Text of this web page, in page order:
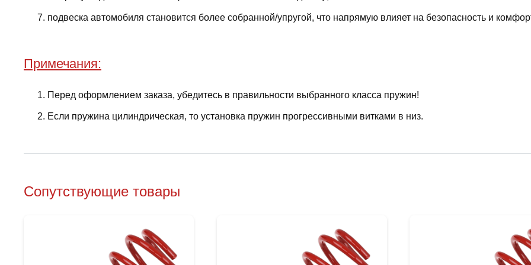
подвеска автомобиля становится более собранной/упругой, что напрямую влияет на безопасность и
Примечания:
Перед оформлением заказа, убедитесь в правильности выбранного класса пружин!
Если пружина цилиндрическая, то установка пружин прогрессивными витками в низ.
Сопутствующие товары